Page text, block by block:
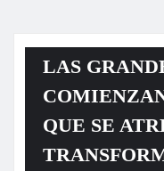
LAS
QUE SE